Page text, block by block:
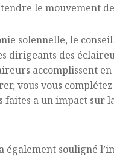
le mouvement
solennelle, le
dirigeants des
accomplissent
vous vous
a un impact sur
également souligné